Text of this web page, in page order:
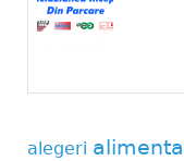
alegeri